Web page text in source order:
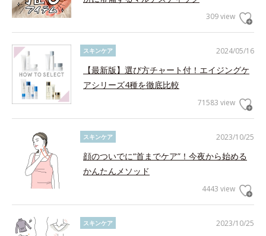
309 view
2024/05/16
スキンケア
【最新版】選び方チャート付！エイジングケ
アシリーズ4種を徹底比較
71583 view
2023/10/25
スキンケア
顔のついでに“首までケア”！今夜から始める
かんたんメソッド
4443 view
2023/10/25
スキンケア